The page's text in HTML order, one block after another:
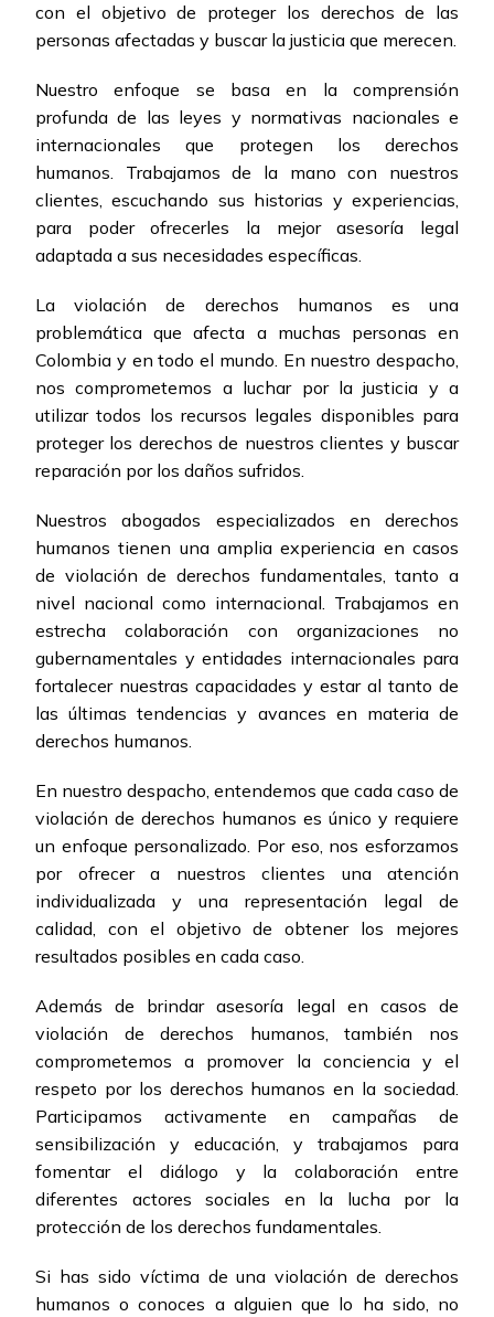
con el objetivo de proteger los derechos de las
personas afectadas y buscar la justicia que merecen.
Nuestro enfoque se basa en la comprensión
profunda de las leyes y normativas nacionales e
internacionales que protegen los derechos
humanos. Trabajamos de la mano con nuestros
clientes, escuchando sus historias y experiencias,
para poder ofrecerles la mejor asesoría legal
adaptada a sus necesidades específicas.
La violación de derechos humanos es una
problemática que afecta a muchas personas en
Colombia y en todo el mundo. En nuestro despacho,
nos comprometemos a luchar por la justicia y a
utilizar todos los recursos legales disponibles para
proteger los derechos de nuestros clientes y buscar
reparación por los daños sufridos.
Nuestros abogados especializados en derechos
humanos tienen una amplia experiencia en casos
de violación de derechos fundamentales, tanto a
nivel nacional como internacional. Trabajamos en
estrecha colaboración con organizaciones no
gubernamentales y entidades internacionales para
fortalecer nuestras capacidades y estar al tanto de
las últimas tendencias y avances en materia de
derechos humanos.
En nuestro despacho, entendemos que cada caso de
violación de derechos humanos es único y requiere
un enfoque personalizado. Por eso, nos esforzamos
por ofrecer a nuestros clientes una atención
individualizada y una representación legal de
calidad, con el objetivo de obtener los mejores
resultados posibles en cada caso.
Además de brindar asesoría legal en casos de
violación de derechos humanos, también nos
comprometemos a promover la conciencia y el
respeto por los derechos humanos en la sociedad.
Participamos activamente en campañas de
sensibilización y educación, y trabajamos para
fomentar el diálogo y la colaboración entre
diferentes actores sociales en la lucha por la
protección de los derechos fundamentales.
Si has sido víctima de una violación de derechos
humanos o conoces a alguien que lo ha sido, no